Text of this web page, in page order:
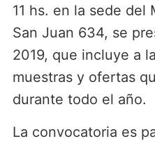
11 hs. en la sede del
San Juan 634, se
2019, que incluye a
muestras y ofertas
durante todo el año.
La convocatoria es